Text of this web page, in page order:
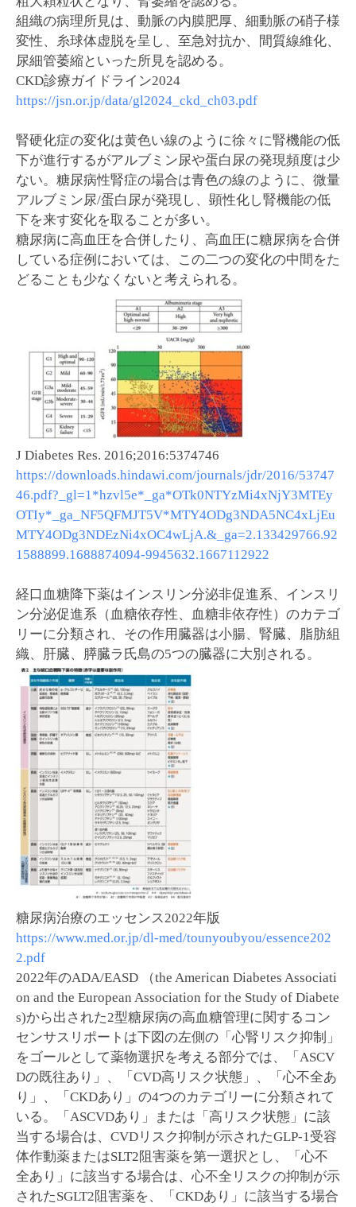
組織の病理所見は、動脈の内膜肥厚、細動脈の硝子様
変性、糸球体虚脱を呈し、至急対抗か、間質線維化、
尿細管萎縮といった所見を認める。
CKD診療ガイドライン2024
https://jsn.or.jp/data/gl2024_ckd_ch03.pdf
腎硬化症の変化は黄色い線のように徐々に腎機能の低
下が進行するがアルブミン尿や蛋白尿の発現頻度は少
ない。糖尿病性腎症の場合は青色の線のように、微量
アルブミン尿/蛋白尿が発現し、顕性化し腎機能の低
下を来す変化を取ることが多い。
糖尿病に高血圧を合併したり、高血圧に糖尿病を合併
している症例においては、この二つの変化の中間をた
どることも少なくないと考えられる。
J Diabetes Res. 2016;2016:5374746
https://downloads.hindawi.com/journals/jdr/2016/53747
46.pdf?_gl=1*hzvl5e*_ga*OTk0NTYzMi4xNjY3MTEy
OTIy*_ga_NF5QFMJT5V*MTY4ODg3NDA5NC4xLjEu
MTY4ODg3NDEzNi4xOC4wLjA.&_ga=2.133429766.92
1588899.1688874094-9945632.1667112922
経口血糖降下薬はインスリン分泌非促進系、インスリ
ン分泌促進系（血糖依存性、血糖非依存性）のカテゴ
リーに分類され、その作用臓器は小腸、腎臓、脂肪組
織、肝臓、膵臓ラ氏島の5つの臓器に大別される。
糖尿病治療のエッセンス2022年版
https://www.med.or.jp/dl-med/tounyoubyou/essence202
2.pdf
2022年のADA/EASD （the American Diabetes Associati
on and the European Association for the Study of Diabete
s)から出された2型糖尿病の高血糖管理に関するコン
センサスリポートは下図の左側の「心腎リスク抑制」
をゴールとして薬物選択を考える部分では、「ASCV
Dの既往あり」、「CVD高リスク状態」、「心不全あ
り」、「CKDあり」の4つのカテゴリーに分類されて
いる。「ASCVDあり」または「高リスク状態」に該
当する場合は、CVDリスク抑制が示されたGLP-1受容
体作動薬またはSLT2阻害薬を第一選択とし、「心不
全あり」に該当する場合は、心不全リスクの抑制が示
されたSGLT2阻害薬を、「CKDあり」に該当する場合